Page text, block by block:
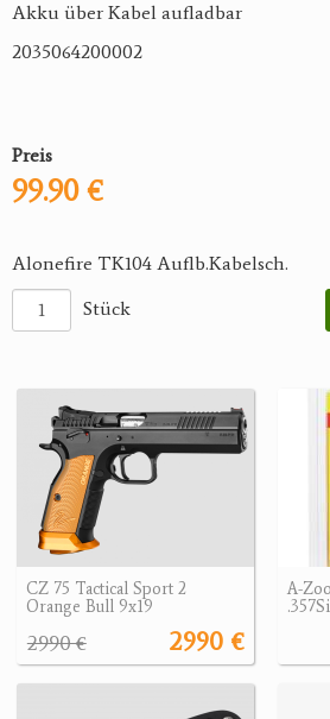
Akku über Kabel aufladbar
2035064200002
Preis
99.90 €
Alonefire TK104 Auflb.Kabelsch.
Stück
CZ 75 Tactical Sport 2
Orange Bull 9x19
2990 €
2990 €
A-